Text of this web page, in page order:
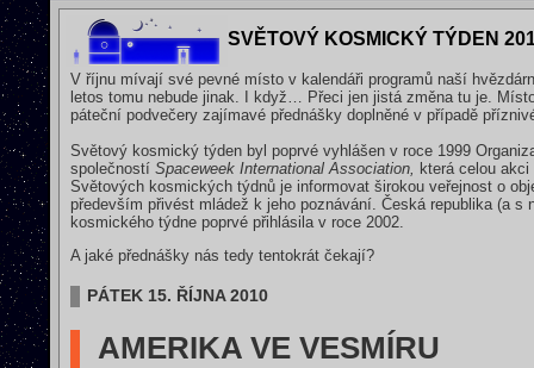
SVĚTOVÝ KOSMICKÝ TÝDEN
V říjnu mívají své pevné místo v kalendáři programů naší
letos tomu nebude jinak. I když… Přeci jen jistá změna tu je.
páteční podvečery zajímavé přednášky doplněné v případě
Světový kosmický týden byl poprvé vyhlášen v roce 1999
společností Spaceweek International Association, která celou
Světových kosmických týdnů je informovat širokou veřejnost o
především přivést mládež k jeho poznávání. Česká republika (a
kosmického týdne poprvé přihlásila v roce 2002.
A jaké přednášky nás tedy tentokrát čekají?
PÁTEK 15. ŘÍJNA 2010
AMERIKA VE VESMÍRU